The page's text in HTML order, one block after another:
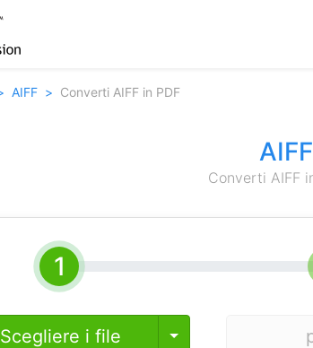
AIFF Converti AIFF in PDF
Converti AIFF
Scegliere i file Toggle Dropdown